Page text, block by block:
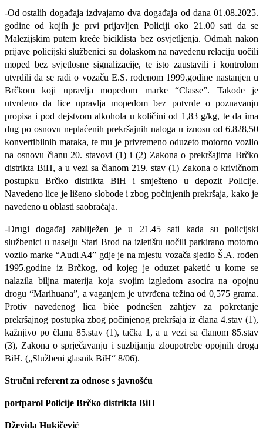
-Od ostalih događaja izdvajamo dva događaja od dana 01.08.2025.
godine od kojih je prvi prijavljen Policiji oko 21.00 sati da se
Malezijskim putem kreće biciklista bez osvjetljenja. Odmah nakon
prijave policijski službenici su dolaskom na navedenu relaciju uočili
moped bez svjetlosne signalizacije, te isto zaustavili i kontrolom
utvrdili da se radi o vozaču E.S. rođenom 1999.godine nastanjen u
Brčkom koji upravlja mopedom marke “Classe”. Takođe je
utvrđeno da lice upravlja mopedom bez potvrde o poznavanju
propisa i pod dejstvom alkohola u količini od 1,83 g/kg, te da ima
dug po osnovu neplaćenih prekršajnih naloga u iznosu od 6.828,50
konvertibilnih maraka, te mu je privremeno oduzeto motorno vozilo
na osnovu članu 20. stavovi (1) i (2) Zakona o prekršajima Brčko
distrikta BiH, a u vezi sa članom 219. stav (1) Zakona o krivičnom
postupku Brčko distrikta BiH i smješteno u depozit Policije.
Navedeno lice je lišeno slobode i zbog počinjenih prekršaja, kako je
navedeno u oblasti saobraćaja.
-Drugi događaj zabilježen je u 21.45 sati kada su policijski
službenici u naselju Stari Brod na izletištu uočili parkirano motorno
vozilo marke “Audi A4” gdje je na mjestu vozača sjedio Š.A. rođen
1995.godine iz Brčkog, od kojeg je oduzet paketić u kome se
nalazila biljna materija koja svojim izgledom asocira na opojnu
drogu “Marihuana”, a vaganjem je utvrđena težina od 0,575 grama.
Protiv navedenog lica biće podnešen zahtjev za pokretanje
prekršajnog postupka zbog počinjenog prekršaja iz člana 4.stav (1),
kažnjivo po članu 85.stav (1), tačka 1, a u vezi sa članom 85.stav
(3), Zakona o sprječavanju i suzbijanju zloupotrebe opojnih droga
BiH. („Službeni glasnik BiH“ 8/06).
Stručni referent za odnose s javnošću
portparol Policije Brčko distrikta BiH
Dževida Hukičević